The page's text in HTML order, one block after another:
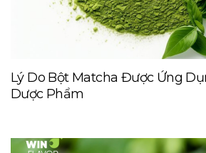
Lý Do Bột Matcha Được Ứng
Dược Phẩm